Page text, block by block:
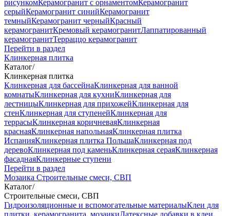
рисункомКерамогранит с орнаментомКерамогранит
серыйКерамогранит синийКерамогранит
темныйКерамогранит черныйКрасный
керамогранитКремовый керамогранитЛаппатированный
керамогранитТерраццо керамогранит
Перейти в раздел
Клинкерная плитка
Каталог/
Клинкерная плитка
Клинкерная для бассейнаКлинкерная для ванной
комнатыКлинкерная для кухниКлинкерная для
лестницыКлинкерная для прихожейКлинкерная для
стенКлинкерная для ступенейКлинкерная для
террасыКлинкерная коричневаяКлинкерная
краснаяКлинкерная напольнаяКлинкерная плитка
ИспанияКлинкерная плитка ПольшаКлинкерная под
деревоКлинкерная под каменьКлинкерная сераяКлинкерная
фасаднаяКлинкерные ступени
Перейти в раздел
Мозаика Строительные смеси, СВП
Каталог/
Строительные смеси, СВП
Гидроизоляционные и вспомогательные материалыКлеи для
плитки, керамогранита, мозаикиЛатексные добавки в клеи,